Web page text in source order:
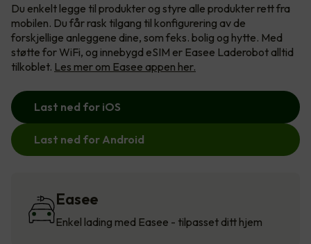
Du enkelt legge til produkter og styre alle produkter rett fra
mobilen. Du får rask tilgang til konfigurering av de
forskjellige anleggene dine, som feks. bolig og hytte. Med
støtte for WiFi, og innebygd eSIM er Easee Laderobot alltid
tilkoblet. Les mer om Easee appen her.
Last ned for iOS
Last ned for Android
Easee
Enkel lading med Easee - tilpasset ditt hjem